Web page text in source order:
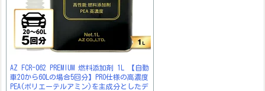
AZ FCR-062 PREMIUM 燃料添加剤 1L 【自動
車20から60Lの場合5回分】PRO仕様の高濃度
PEA(ポリエーテルアミン)を主成分としたデ